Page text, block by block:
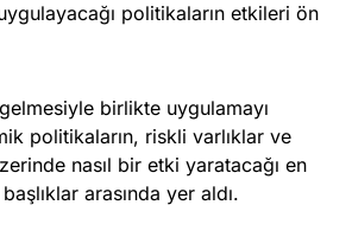
politikaların etkileri ön
birlikte uygulamayı
politikaların, riskli varlıklar ve
nasıl bir etki yaratacağı en
arasında yer aldı.